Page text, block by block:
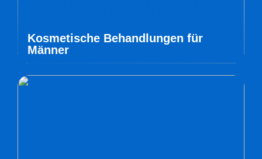
Kosmetische Behandlungen für
Männer